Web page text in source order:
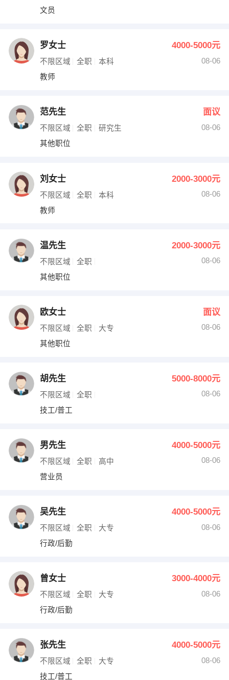
文员
罗女士 4000-5000元
不限区域 全职 本科
08-06
教师
范先生 面议
不限区域 全职 研究生
08-06
其他职位
刘女士 2000-3000元
不限区域 全职 本科
08-06
教师
温先生 2000-3000元
不限区域 全职
08-06
其他职位
欧女士 面议
不限区域 全职 大专
08-06
其他职位
胡先生 5000-8000元
不限区域 全职
08-06
技工/普工
男先生 4000-5000元
不限区域 全职 高中
08-06
营业员
吴先生 4000-5000元
不限区域 全职 大专
08-06
行政/后勤
曾女士 3000-4000元
不限区域 全职 大专
08-06
行政/后勤
张先生 4000-5000元
不限区域 全职 大专
08-06
技工/普工